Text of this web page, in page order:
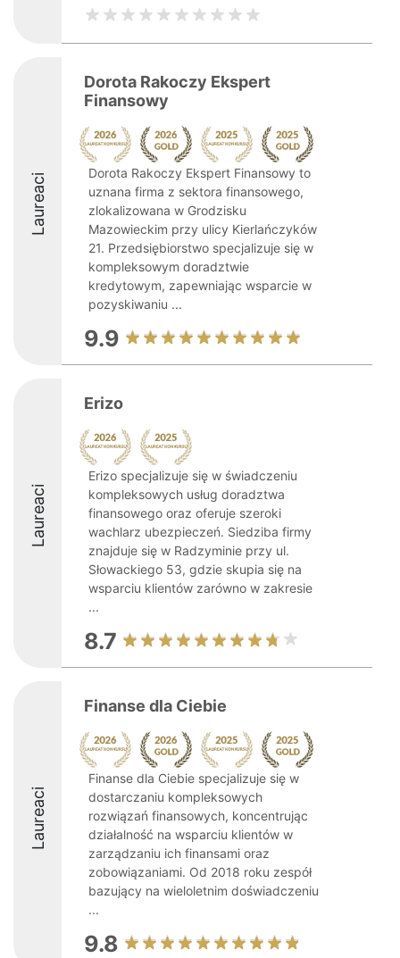
Laureaci
Dorota Rakoczy Ekspert
Finansowy
Dorota Rakoczy Ekspert Finansowy to
uznana firma z sektora finansowego,
zlokalizowana w Grodzisku
Mazowieckim przy ulicy Kierlańczyków
21. Przedsiębiorstwo specjalizuje się w
kompleksowym doradztwie
kredytowym, zapewniając wsparcie w
pozyskiwaniu ...
9.9
Laureaci
Erizo
Erizo specjalizuje się w świadczeniu
kompleksowych usług doradztwa
finansowego oraz oferuje szeroki
wachlarz ubezpieczeń. Siedziba firmy
znajduje się w Radzyminie przy ul.
Słowackiego 53, gdzie skupia się na
wsparciu klientów zarówno w zakresie
...
8.7
Laureaci
Finanse dla Ciebie
Finanse dla Ciebie specjalizuje się w
dostarczaniu kompleksowych
rozwiązań finansowych, koncentrując
działalność na wsparciu klientów w
zarządzaniu ich finansami oraz
zobowiązaniami. Od 2018 roku zespół
bazujący na wieloletnim doświadczeniu
...
9.8